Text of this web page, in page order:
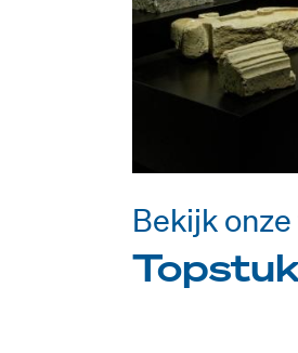
Bekijk